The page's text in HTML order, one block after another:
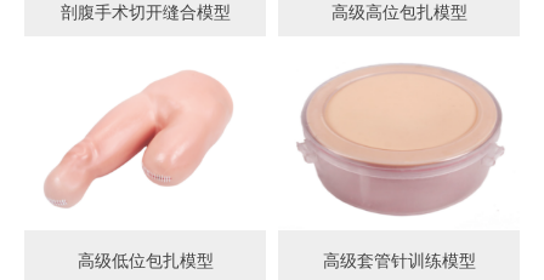
剖腹手术切开缝合模型 高级高位包扎模型
高级低位包扎模型 高级套管针训练模型